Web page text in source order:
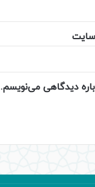
دیدگاهی می‌نویسم.